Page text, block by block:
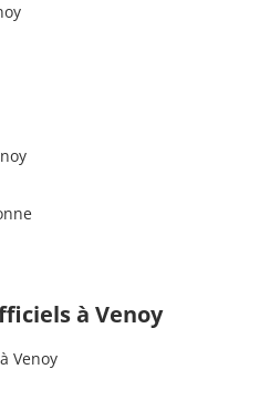
à Venoy
Venoy